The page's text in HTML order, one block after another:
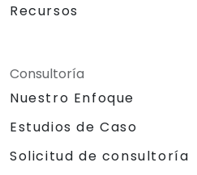
Recursos
Consultoría
Nuestro Enfoque
Estudios de Caso
Solicitud de consultoría